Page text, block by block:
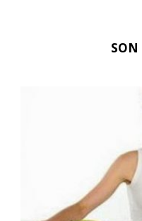
SON